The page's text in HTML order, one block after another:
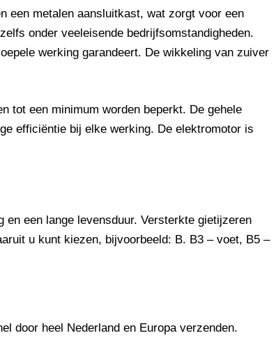
een metalen aansluitkast, wat zorgt voor een
onder veeleisende bedrijfsomstandigheden.
werking garandeert. De wikkeling van zuiver
tot een minimum worden beperkt. De gehele
efficiëntie bij elke werking. De elektromotor is
een lange levensduur. Versterkte gietijzeren
u kunt kiezen, bijvoorbeeld: B. B3 – voet, B5 –
door heel Nederland en Europa verzenden.